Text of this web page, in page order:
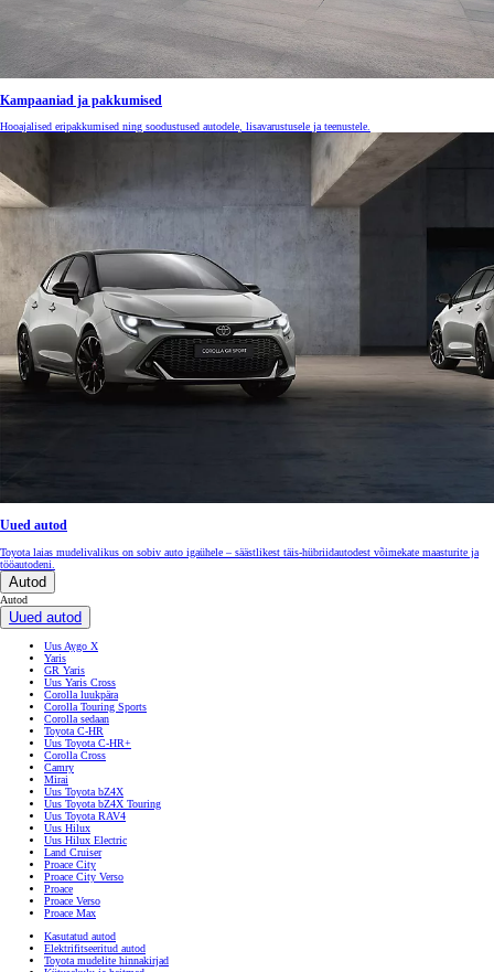
Kampaaniad ja pakkumised
Hooajalised eripakkumised ning soodustused autodele, lisavarustusele ja teenustele.
Uued autod
Toyota laias mudelivalikus on sobiv auto igaühele – säästlikest täis-hübriidautodest võimekate maasturite ja
tööautodeni.
Autod
Autod
Uued autod
Uus Aygo X
Yaris
GR Yaris
Uus Yaris Cross
Corolla luukpära
Corolla Touring Sports
Corolla sedaan
Toyota C-HR
Uus Toyota C-HR+
Corolla Cross
Camry
Mirai
Uus Toyota bZ4X
Uus Toyota bZ4X Touring
Uus Toyota RAV4
Uus Hilux
Uus Hilux Electric
Land Cruiser
Proace City
Proace City Verso
Proace
Proace Verso
Proace Max
Kasutatud autod
Elektrifitseeritud autod
Toyota mudelite hinnakirjad